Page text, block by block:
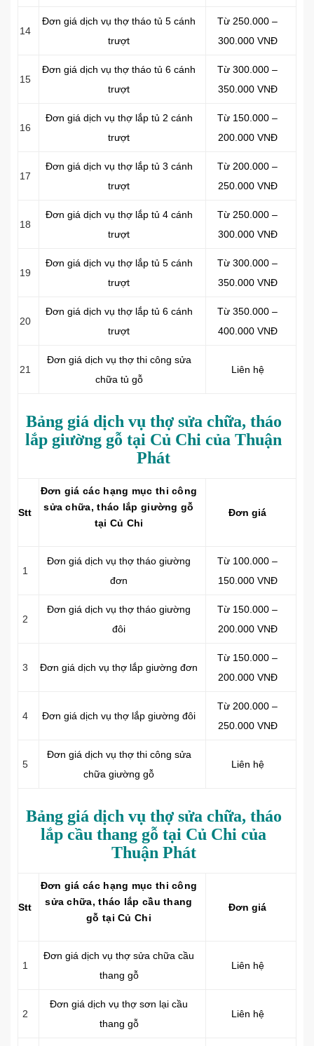
14
Đơn giá dịch vụ thợ tháo tủ 5 cánh
trượt
Từ 250.000 –
300.000 VNĐ
15
Đơn giá dịch vụ thợ tháo tủ 6 cánh
trượt
Từ 300.000 –
350.000 VNĐ
16
Đơn giá dịch vụ thợ lắp tủ 2 cánh
trượt
Từ 150.000 –
200.000 VNĐ
17
Đơn giá dịch vụ thợ lắp tủ 3 cánh
trượt
Từ 200.000 –
250.000 VNĐ
18
Đơn giá dịch vụ thợ lắp tủ 4 cánh
trượt
Từ 250.000 –
300.000 VNĐ
19
Đơn giá dịch vụ thợ lắp tủ 5 cánh
trượt
Từ 300.000 –
350.000 VNĐ
20
Đơn giá dịch vụ thợ lắp tủ 6 cánh
trượt
Từ 350.000 –
400.000 VNĐ
21
Đơn giá dịch vụ thợ thi công sửa
chữa tủ gỗ
Liên hệ
Bảng giá dịch vụ thợ sửa chữa, tháo
lắp giường gỗ tại Củ Chi của Thuận
Phát
Stt
Đơn giá các hạng mục thi công
sửa chữa, tháo lắp giường gỗ
tại Củ Chi
Đơn giá
1
Đơn giá dịch vụ thợ tháo giường
đơn
Từ 100.000 –
150.000 VNĐ
2
Đơn giá dịch vụ thợ tháo giường
đôi
Từ 150.000 –
200.000 VNĐ
3 Đơn giá dịch vụ thợ lắp giường đơn
Từ 150.000 –
200.000 VNĐ
4 Đơn giá dịch vụ thợ lắp giường đôi
Từ 200.000 –
250.000 VNĐ
5
Đơn giá dịch vụ thợ thi công sửa
chữa giường gỗ
Liên hệ
Bảng giá dịch vụ thợ sửa chữa, tháo
lắp cầu thang gỗ tại Củ Chi của
Thuận Phát
Stt
Đơn giá các hạng mục thi công
sửa chữa, tháo lắp cầu thang
gỗ tại Củ Chi
Đơn giá
1
Đơn giá dịch vụ thợ sửa chữa cầu
thang gỗ
Liên hệ
2
Đơn giá dịch vụ thợ sơn lại cầu
thang gỗ
Liên hệ